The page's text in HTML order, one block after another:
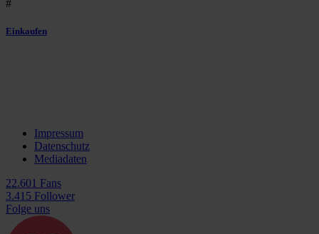
#
Einkaufen
Impressum
Datenschutz
Mediadaten
22.601 Fans
3.415 Follower
Folge uns